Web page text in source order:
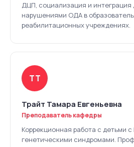
ДЦП, социализация и интеграция
нарушениями ОДА в
реабилитационных учреждениях.
ТТ
Трайт Тамара Евгеньевна
Преподаватель кафедры
Коррекционная работа с детьми
генетическими синдромами.